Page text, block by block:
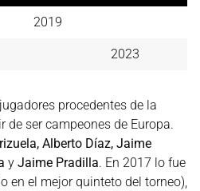
2019
2023
procedentes de la
de ser campeones de Europa.
Alberto Díaz, Jaime
y Jaime Pradilla. En 2017 lo fue
en el mejor quinteto del torneo),